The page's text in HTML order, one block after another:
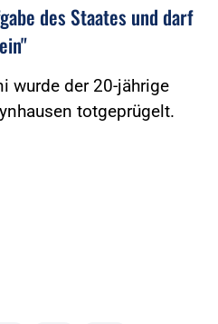
des Staates und darf
wurde der 20-jährige
totgeprügelt.